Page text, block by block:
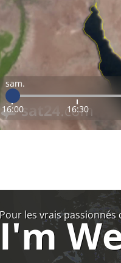
sam.
16:00 16:30
Pour les vrais passionnés
I'm